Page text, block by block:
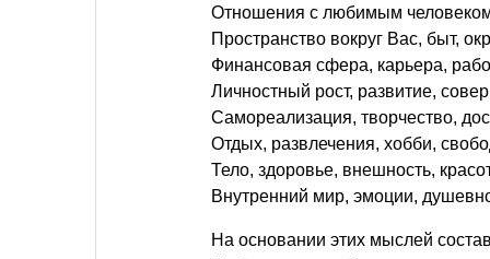
Отношения с любимым
Пространство вокруг Вас, быт,
Финансовая сфера, карьера,
Личностный рост, развитие,
Самореализация, творчество,
Отдых, развлечения, хобби,
Тело, здоровье, внешность,
Внутренний мир, эмоции,
На основании этих мыслей